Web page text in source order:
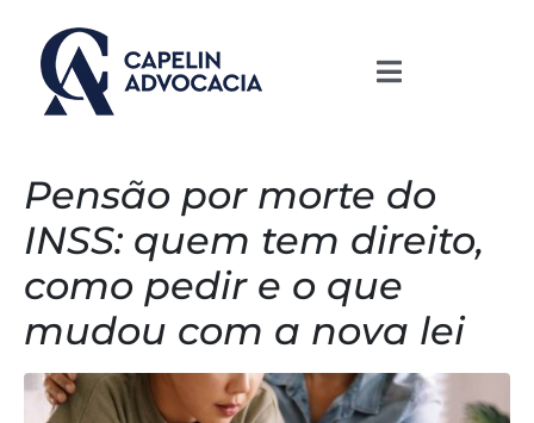
Pensão por morte do
INSS: quem tem direito,
como pedir e o que
mudou com a nova lei